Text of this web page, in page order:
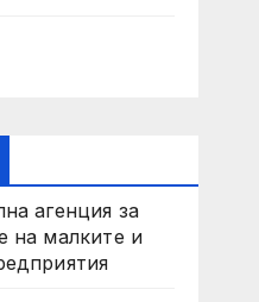
агенция за
на малките и